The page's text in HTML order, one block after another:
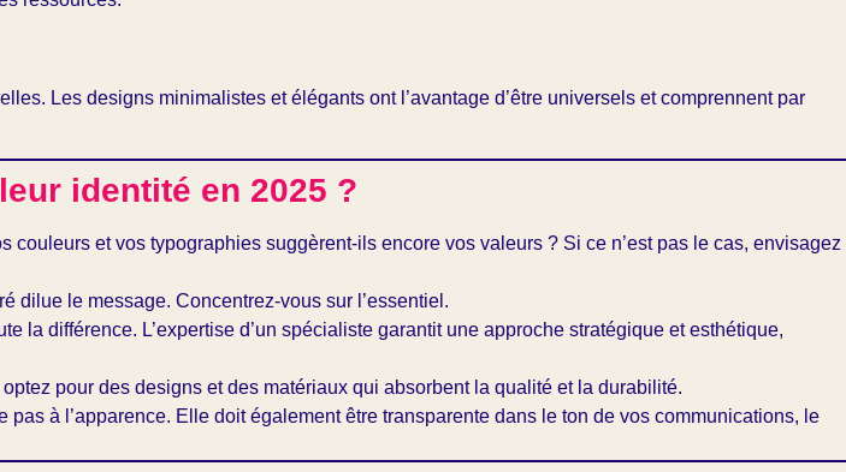
Les designs minimalistes et élégants ont l’avantage d’être universels et comprennent par
identité en 2025 ?
couleurs et vos typographies suggèrent-ils encore vos valeurs ? Si ce n’est pas le cas, envisagez
dilue le message. Concentrez-vous sur l’essentiel.
la différence. L’expertise d’un spécialiste garantit une approche stratégique et esthétique,
pour des designs et des matériaux qui absorbent la qualité et la durabilité.
pas à l’apparence. Elle doit également être transparente dans le ton de vos communications, le